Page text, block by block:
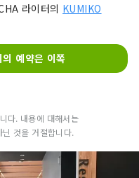
라이터의 KUMIKO
예약은 이쪽
다. 내용에 대해서는
것을 거절합니다.